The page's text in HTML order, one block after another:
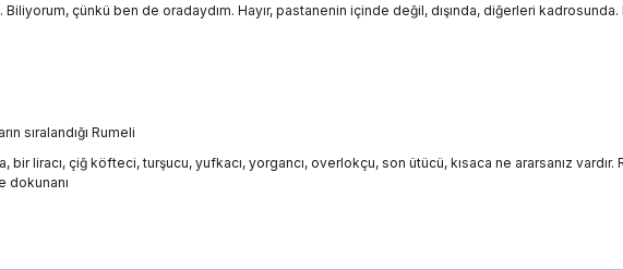
çünkü ben de oradaydım. Hayır, pastanenin içinde değil, dışında, diğerleri kadrosunda.
sıralandığı Rumeli
liracı, çiğ köfteci, turşucu, yufkacı, yorgancı, overlokçu, son ütücü, kısaca ne ararsanız vardır.
dokunanı